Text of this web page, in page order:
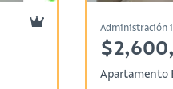
Administración
Apartamento